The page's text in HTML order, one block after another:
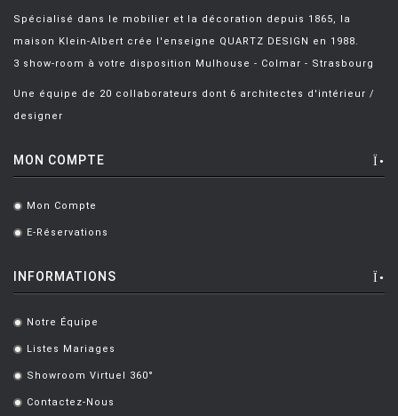
INGO MAURER
JIELDÉ
KARTELL
KETTAL
KNOLL
LEXON
LOUIS POULSEN
LUCE PLAN
MAGIS
Spécialisé dans le mobilier et la décoration depuis 1865, la
maison Klein-Albert crée l'enseigne QUARTZ DESIGN en 1988.
3 show-room à votre disposition Mulhouse - Colmar - Strasbourg
Une équipe de 20 collaborateurs dont 6 architectes d'intérieur /
designer
MON COMPTE
. Mon Compte
. E-Réservations
INFORMATIONS
. Notre Équipe
. Listes Mariages
. Showroom Virtuel 360°
. Contactez-Nous